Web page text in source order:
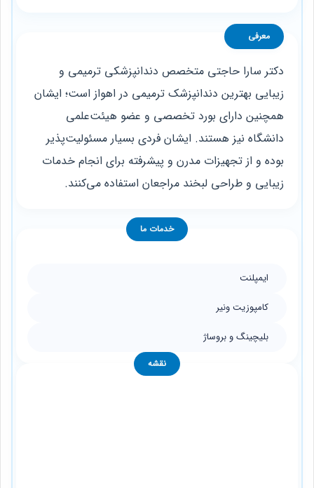
معرفی
دکتر سارا حاجتی متخصص دندانپزشکی ترمیمی و
زیبایی بهترین دندانپزشک ترمیمی در اهواز است؛ ایشان
همچنین دارای بورد تخصصی و عضو هیئت‌علمی
دانشگاه نیز هستند. ایشان فردی بسیار مسئولیت‌پذیر
بوده و از تجهیزات مدرن و پیشرفته برای انجام خدمات
زیبایی و طراحی لبخند مراجعان استفاده می‌کنند.
خدمات ما
ایمپلنت
كامپوزيت ونير
بلیچینگ و بروساژ
نقشه